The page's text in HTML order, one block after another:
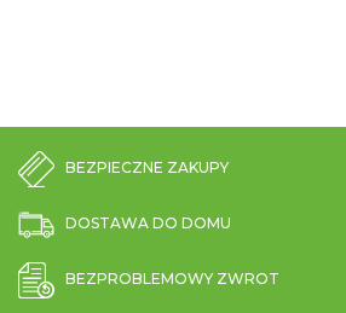
BEZPIECZNE ZAKUPY
DOSTAWA DO DOMU
BEZPROBLEMOWY ZWROT